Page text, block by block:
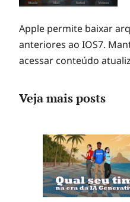
Apple permite baixar
anteriores ao IOS7.
acessar conteúdo
Veja mais posts